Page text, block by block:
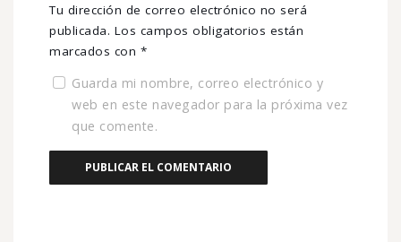
Tu dirección de correo electrónico no será
publicada. Los campos obligatorios están
marcados con *
Guarda mi nombre, correo electrónico y
web en este navegador para la próxima vez
que comente.